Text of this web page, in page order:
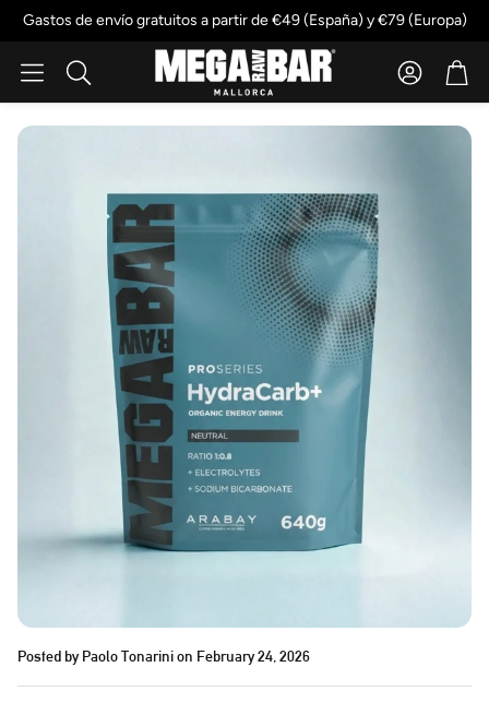
Gastos de envío gratuitos a partir de €49 (España) y €79 (Europa)
Buscar
AccountCart
Posted by Paolo Tonarinion February 24, 2026